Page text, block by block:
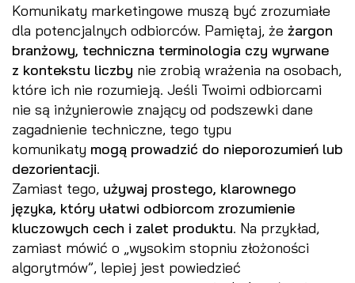
Komunikaty marketingowe muszą być zrozumiałe
dla potencjalnych odbiorców. Pamiętaj, że żargon
branżowy, techniczna terminologia czy wyrwane
z kontekstu liczby nie zrobią wrażenia na osobach,
które ich nie rozumieją. Jeśli Twoimi odbiorcami
nie są inżynierowie znający od podszewki dane
zagadnienie techniczne, tego typu
komunikaty mogą prowadzić do nieporozumień lub
dezorientacji.
Zamiast tego, używaj prostego, klarownego
języka, który ułatwi odbiorcom zrozumienie
kluczowych cech i zalet produktu. Na przykład,
zamiast mówić o „wysokim stopniu złożoności
algorytmów”, lepiej jest powiedzieć